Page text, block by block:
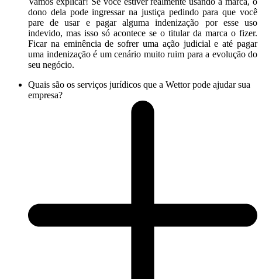
dono dela pode ingressar na justiça pedindo para que você
pare de usar e pagar alguma indenização por esse uso
indevido, mas isso só acontece se o titular da marca o fizer.
Ficar na eminência de sofrer uma ação judicial e até pagar
uma indenização é um cenário muito ruim para a evolução do
seu negócio.
Quais são os serviços jurídicos que a Wettor pode ajudar sua
empresa?